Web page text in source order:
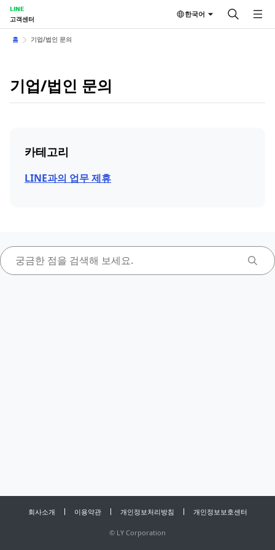
LINE
고객센터
한국어
홈 기업/법인 문의
기업/법인 문의
카테고리
LINE과의 업무 제휴
회사소개 이용약관 개인정보처리방침 개인정보보호센터
© LY Corporation